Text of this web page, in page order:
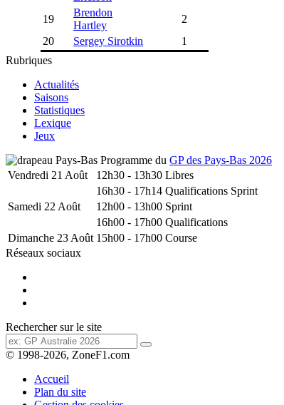
19
Brendon
Hartley
2
20
Sergey Sirotkin 1
Rubriques
Actualités
Saisons
Statistiques
Lexique
Jeux
Programme du GP des Pays-Bas 2026
Vendredi 21 Août
12h30 - 13h30 Libres
16h30 - 17h14 Qualifications Sprint
Samedi 22 Août
12h00 - 13h00 Sprint
16h00 - 17h00 Qualifications
Dimanche 23 Août 15h00 - 17h00 Course
Réseaux sociaux
Rechercher sur le site
© 1998-2026, ZoneF1.com
Accueil
Plan du site